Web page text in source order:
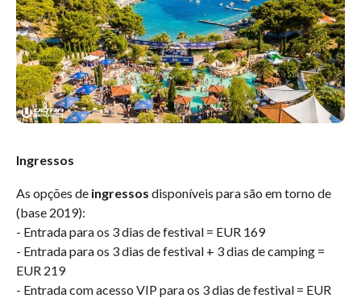
Ingressos
As opções de ingressos disponíveis para são em torno de
(base 2019):
- Entrada para os 3 dias de festival = EUR 169
- Entrada para os 3 dias de festival + 3 dias de camping =
EUR 219
- Entrada com acesso VIP para os 3 dias de festival = EUR